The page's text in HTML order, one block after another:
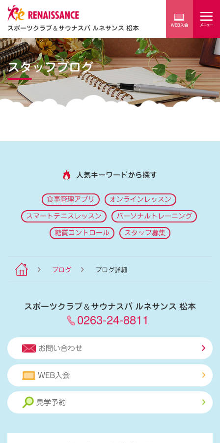
スポーツクラブ＆サウナスパ ルネサンス 松本
スタッフブログ
人気キーワードから探す
食事管理アプリ オンラインレッスン
スマートテニスレッスン パーソナルトレーニング
糖質コントロール スタッフ募集
ブログ ブログ詳細
スポーツクラブ＆サウナスパ ルネサンス 松本
0263-24-8811
お問い合わせ
WEB入会
見学予約